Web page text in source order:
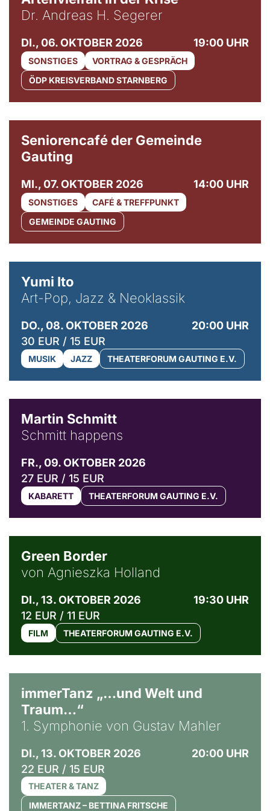
Dr. Andreas H. Segerer
DI., 06. OKTOBER 2026 19:00 UHR
SONSTIGES
VORTRAG & GESPRÄCH
ÖDP KREISVERBAND STARNBERG
Seniorencafé der Gemeinde
Gauting
MI., 07. OKTOBER 2026 14:00 UHR
SONSTIGES
CAFÉ & TREFFPUNKT
GEMEINDE GAUTING
Yumi Ito
Art-Pop, Jazz & Neoklassik
DO., 08. OKTOBER 2026
20:00 UHR
30 EUR / 15 EUR
MUSIK JAZZ THEATERFORUM GAUTING E.V.
Martin Schmitt
Schmitt happens
FR., 09. OKTOBER 2026
27 EUR / 15 EUR
KABARETT THEATERFORUM GAUTING E.V.
Green Border
von Agnieszka Holland
DI., 13. OKTOBER 2026
19:30 UHR
12 EUR / 11 EUR
FILM THEATERFORUM GAUTING E.V.
immerTanz „…und Welt und
Traum…“
1. Symphonie von Gustav Mahler
DI., 13. OKTOBER 2026
20:00 UHR
22 EUR / 15 EUR
THEATER & TANZ
IMMERTANZ – BETTINA FRITSCHE